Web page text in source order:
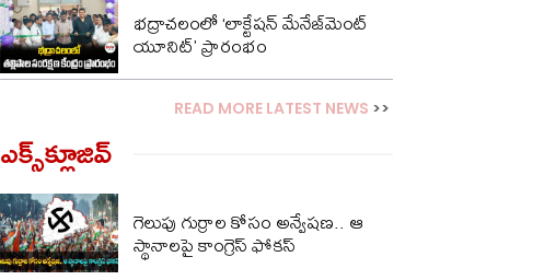
భద్రాచలంలో ‘లాక్టేషన్ మేనేజ్‌మెంట్
యూనిట్’ ప్రారంభం
READ MORE LATEST NEWS >>
ఎక్స్‌క్లూజివ్‌
గెలుపు గుర్రాల కోసం అన్వేషణ.. ఆ
స్థానాలపై కాంగ్రెస్ ఫోకస్